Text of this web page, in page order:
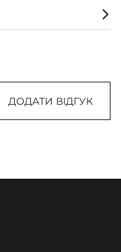
ДОДАТИ ВІДГУК